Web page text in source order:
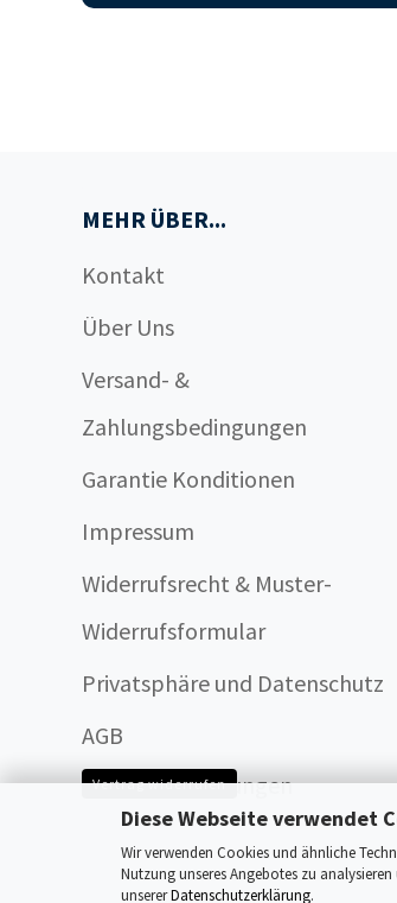
Diese Webseite verwendet
Wir verwenden Cookies und ähnliche
Nutzung unseres Angebotes zu
unsererDatenschutzerklärung.
MEHR ÜBER...
Kontakt
Über Uns
Versand- &
Zahlungsbedingungen
Garantie Konditionen
Impressum
Widerrufsrecht & Muster-
Widerrufsformular
Privatsphäre und Datenschutz
AGB
Cookie Einstellungen
Vertrag widerrufen